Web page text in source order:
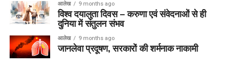
आलेख 9 months ago
विश्व दयालुता दिवस – करुणा एवं संवेदनाओं से ही
दुनिया में संतुलन संभव
आलेख 9 months ago
जानलेवा प्रदूषण, सरकारों की शर्मनाक नाकामी